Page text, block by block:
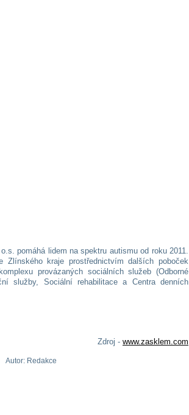
pomáhá lidem na spektru autismu od roku 2011.
kraje prostřednictvím dalších poboček
provázaných sociálních služeb (Odborné
služby, Sociální rehabilitace a Centra denních
Zdroj - www.zasklem.com
Autor: Redakce